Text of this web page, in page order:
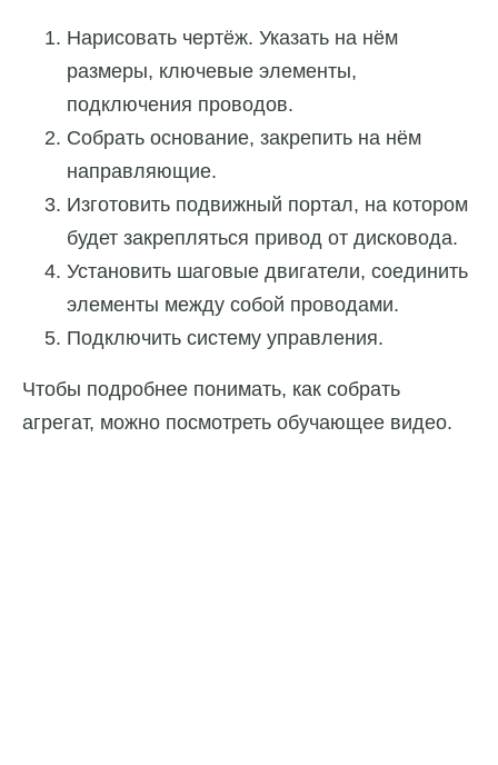
Нарисовать чертёж. Указать на нём
размеры, ключевые элементы,
подключения проводов.
Собрать основание, закрепить на нём
направляющие.
Изготовить подвижный портал, на котором
будет закрепляться привод от дисковода.
Установить шаговые двигатели, соединить
элементы между собой проводами.
Подключить систему управления.
Чтобы подробнее понимать, как собрать
агрегат, можно посмотреть обучающее видео.